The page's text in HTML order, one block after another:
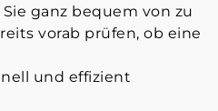
ganz bequem von zu
vorab prüfen, ob eine
und effizient